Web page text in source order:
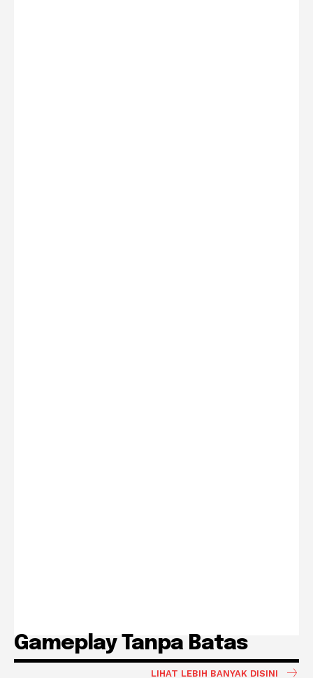
Gameplay Tanpa Batas
LIHAT LEBIH BANYAK DISINI